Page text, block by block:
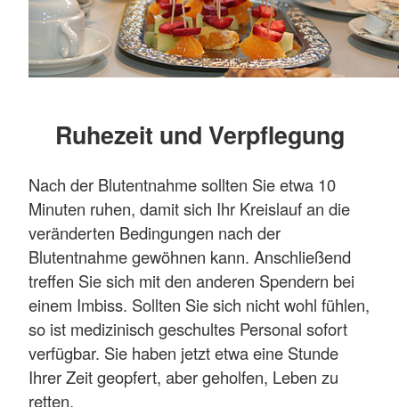
Ruhezeit und Verpflegung
Nach der Blutentnahme sollten Sie etwa 10
Minuten ruhen, damit sich Ihr Kreislauf an die
veränderten Bedingungen nach der
Blutentnahme gewöhnen kann. Anschließend
treffen Sie sich mit den anderen Spendern bei
einem Imbiss. Sollten Sie sich nicht wohl fühlen,
so ist medizinisch geschultes Personal sofort
verfügbar. Sie haben jetzt etwa eine Stunde
Ihrer Zeit geopfert, aber geholfen, Leben zu
retten.